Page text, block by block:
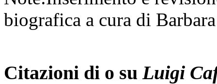
biografica a cura di
Citazioni di o su Luigi